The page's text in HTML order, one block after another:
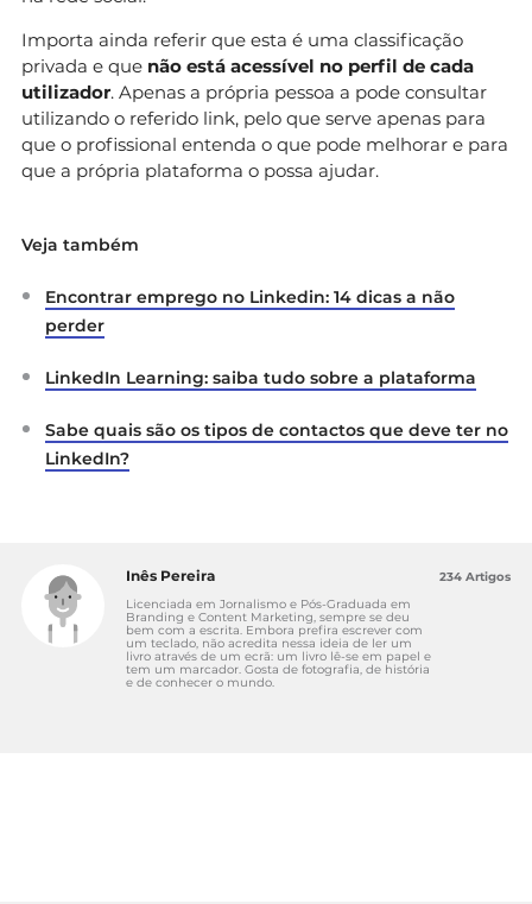
Importa ainda referir que esta é uma classificação
privada e que não está acessível no perfil de cada
utilizador. Apenas a própria pessoa a pode consultar
utilizando o referido link, pelo que serve apenas para
que o profissional entenda o que pode melhorar e para
que a própria plataforma o possa ajudar.
Veja também
Encontrar emprego no Linkedin: 14 dicas a não
perder
LinkedIn Learning: saiba tudo sobre a plataforma
Sabe quais são os tipos de contactos que deve ter no
LinkedIn?
Inês Pereira
Licenciada em Jornalismo e Pós-Graduada em
Branding e Content Marketing, sempre se deu
bem com a escrita. Embora prefira escrever com
um teclado, não acredita nessa ideia de ler um
livro através de um ecrã: um livro lê-se em papel e
tem um marcador. Gosta de fotografia, de história
e de conhecer o mundo.
234 Artigos